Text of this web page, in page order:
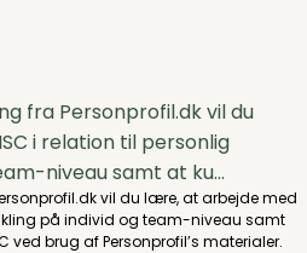
fra Personprofil.dk vil du
i relation til personlig
niveau samt at ku...
vil du lære, at arbejde med
på individ og team-niveau samt
ved brug af Personprofil’s materialer.